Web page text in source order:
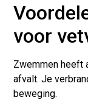
voor
Zwemmen heeft
afvalt. Je
beweging.